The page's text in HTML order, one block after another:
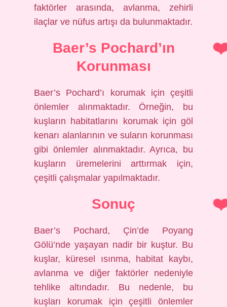
faktörler arasında, avlanma, zehirli
ilaçlar ve nüfus artışı da bulunmaktadır.
Baer’s Pochard’ın
Korunması
Baer’s Pochard’ı korumak için çeşitli
önlemler alınmaktadır. Örneğin, bu
kuşların habitatlarını korumak için göl
kenarı alanlarının ve suların korunması
gibi önlemler alınmaktadır. Ayrıca, bu
kuşların üremelerini arttırmak için,
çeşitli çalışmalar yapılmaktadır.
Sonuç
Baer’s Pochard, Çin’de Poyang
Gölü’nde yaşayan nadir bir kuştur. Bu
kuşlar, küresel ısınma, habitat kaybı,
avlanma ve diğer faktörler nedeniyle
tehlike altındadır. Bu nedenle, bu
kuşları korumak için çeşitli önlemler